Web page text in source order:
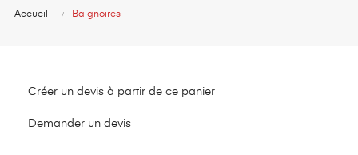
Accueil Baignoires
Créer un devis à partir de ce panier
Demander un devis